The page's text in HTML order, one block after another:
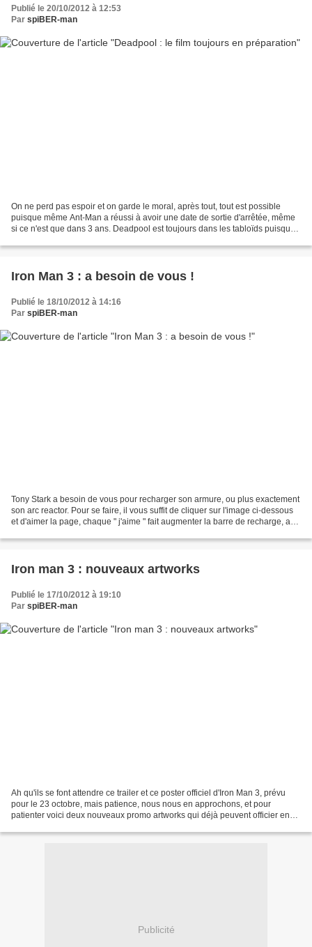
Publié le 20/10/2012 à 12:53
Par spiBER-man
On ne perd pas espoir et on garde le moral, après tout, tout est possible
puisque même Ant-Man a réussi à avoir une date de sortie d'arrêtée, même
si ce n'est que dans 3 ans. Deadpool est toujours dans les tabloïds puisque
Iron Man 3 : a besoin de vous !
Publié le 18/10/2012 à 14:16
Par spiBER-man
Tony Stark a besoin de vous pour recharger son armure, ou plus exactement
son arc reactor. Pour se faire, il vous suffit de cliquer sur l'image ci-dessous
et d'aimer la page, chaque " j'aime " fait augmenter la barre de recharge, au
Iron man 3 : nouveaux artworks
Publié le 17/10/2012 à 19:10
Par spiBER-man
Ah qu'ils se font attendre ce trailer et ce poster officiel d'Iron Man 3, prévu
pour le 23 octobre, mais patience, nous nous en approchons, et pour
patienter voici deux nouveaux promo artworks qui déjà peuvent officier en
Publicité